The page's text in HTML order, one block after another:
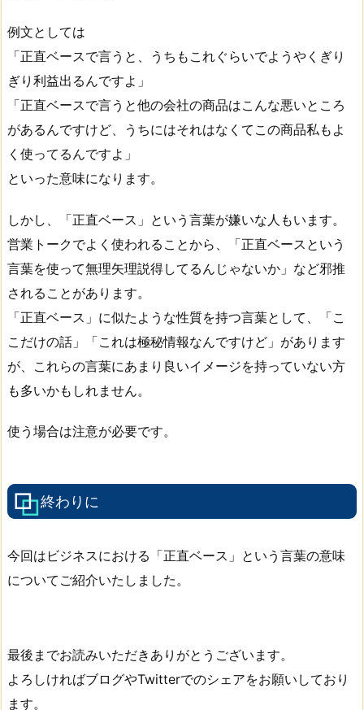
例文としては
「正直ベースで言うと、うちもこれぐらいでようやくぎり
ぎり利益出るんですよ」
「正直ベースで言うと他の会社の商品はこんな悪いところ
があるんですけど、うちにはそれはなくてこの商品私もよ
く使ってるんですよ」
といった意味になります。
しかし、「正直ベース」という言葉が嫌いな人もいます。
営業トークでよく使われることから、「正直ベースという
言葉を使って無理矢理説得してるんじゃないか」など邪推
されることがあります。
「正直ベース」に似たような性質を持つ言葉として、「こ
こだけの話」「これは極秘情報なんですけど」があります
が、これらの言葉にあまり良いイメージを持っていない方
も多いかもしれません。
使う場合は注意が必要です。
終わりに
今回はビジネスにおける「正直ベース」という言葉の意味
についてご紹介いたしました。
最後までお読みいただきありがとうございます。
よろしければブログやTwitterでのシェアをお願いしており
ます。